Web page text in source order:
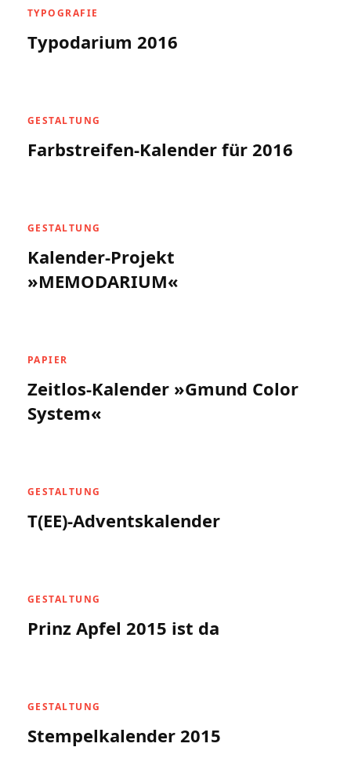
TYPOGRAFIE
Typodarium 2016
GESTALTUNG
Farbstreifen-Kalender für 2016
GESTALTUNG
Kalender-Projekt
»MEMODARIUM«
PAPIER
Zeitlos-Kalender »Gmund Color
System«
GESTALTUNG
T(EE)-Adventskalender
GESTALTUNG
Prinz Apfel 2015 ist da
GESTALTUNG
Stempelkalender 2015